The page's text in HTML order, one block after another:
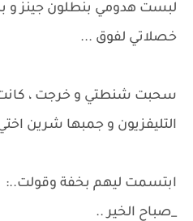
لبست هدومي بنطلون جينز و
خصلاتي لفوق ...
سحبت شنطتي و خرجت ،
التليفزيون و جمبها شرين اختي
ابتسمت ليهم بخفة وقولت..:
_صباح الخير ..